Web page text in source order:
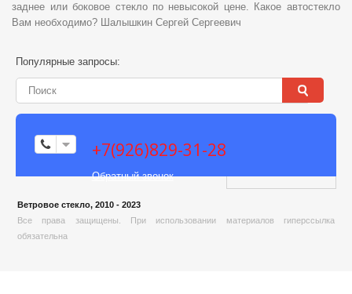
заднее или боковое стекло по невысокой цене. Какое автостекло
Вам необходимо? Шалышкин Сергей Сергеевич
Популярные запросы:
+7(926)829-31-28
Обратный звонок
Ветровое стекло, 2010 - 2023
Все права защищены. При использовании материалов гиперссылка
обязательна